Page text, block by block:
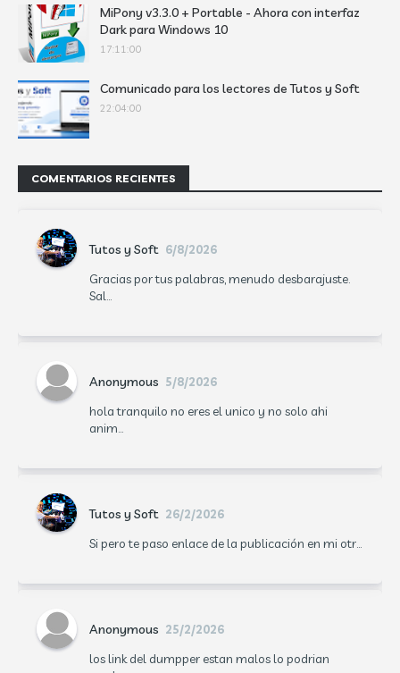
MiPony v3.3.0 + Portable - Ahora con interfaz
Dark para Windows 10
17:11:00
Comunicado para los lectores de Tutos y Soft
22:04:00
COMENTARIOS RECIENTES
Tutos y Soft 6/8/2026
Gracias por tus palabras, menudo desbarajuste.
Sal...
Anonymous 5/8/2026
hola tranquilo no eres el unico y no solo ahi
anim...
Tutos y Soft 26/2/2026
Si pero te paso enlace de la publicación en mi otr...
Anonymous 25/2/2026
los link del dumpper estan malos lo podrian